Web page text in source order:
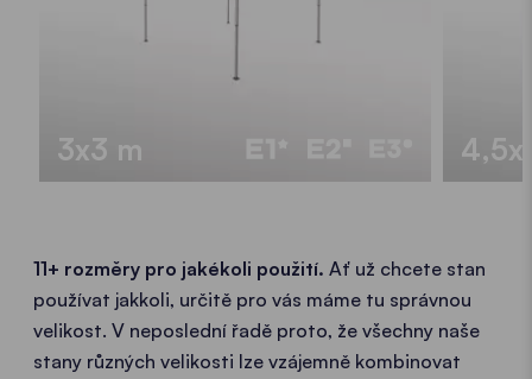
3x3 m
11+ rozměry pro jakékoli použití. Ať už chcete stan
používat jakkoli, určitě pro vás máme tu správnou
velikost. V neposlední řadě proto, že všechny naše
stany různých velikosti lze vzájemně kombinovat